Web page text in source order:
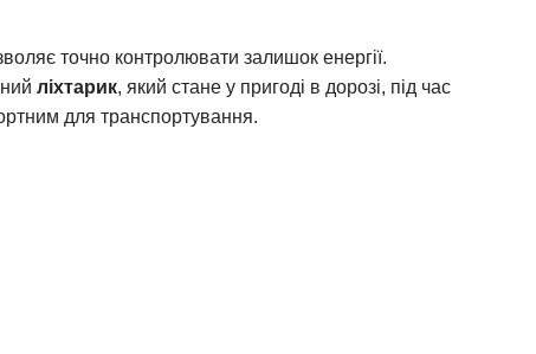
точно контролювати залишок енергії.
ліхтарик, який стане у пригоді в дорозі, під час
для транспортування.